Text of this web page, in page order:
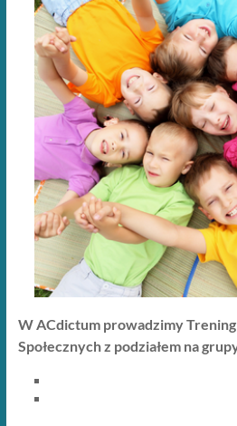
W ACdictum prowadzimy
Społecznych z podziałem na